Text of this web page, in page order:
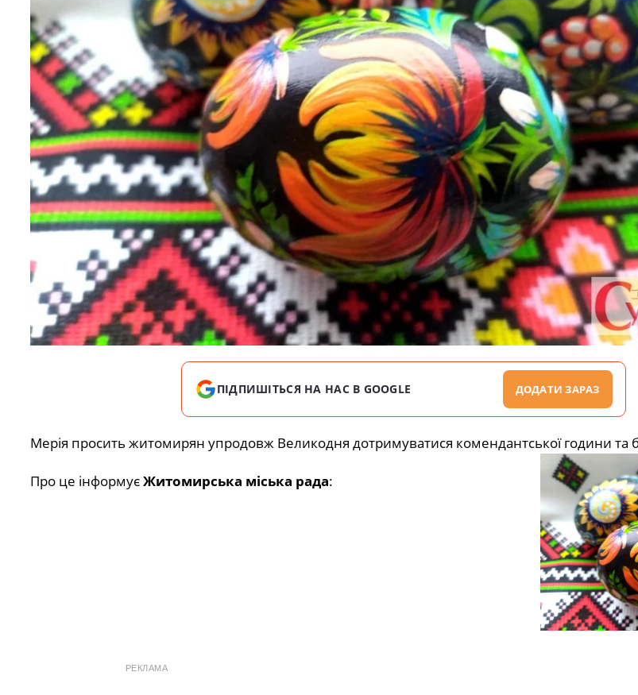
ПІДПИШІТЬСЯ НА НАС В GOOGLE ДОДАТИ ЗАРАЗ
Мерія просить житомирян упродовж Великодня дотримуватися комендантської години
Про це інформуєЖитомирська міська рада:
РЕКЛАМА